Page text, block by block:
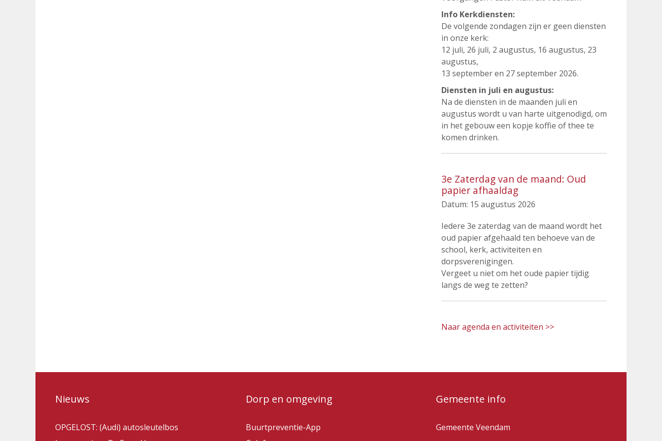
Info Kerkdiensten:
De volgende zondagen zijn er geen diensten
in onze kerk:
12 juli, 26 juli, 2 augustus, 16 augustus, 23
augustus,
13 september en 27 september 2026.
Diensten in juli en augustus:
Na de diensten in de maanden juli en
augustus wordt u van harte uitgenodigd, om
in het gebouw een kopje koffie of thee te
komen drinken.
3e Zaterdag van de maand: Oud
papier afhaaldag
Datum: 15 augustus 2026
Iedere 3e zaterdag van de maand wordt het
oud papier afgehaald ten behoeve van de
school, kerk, activiteiten en
dorpsverenigingen.
Vergeet u niet om het oude papier tijdig
langs de weg te zetten?
Naar agenda en activiteiten >>
Nieuws
OPGELOST: (Audi) autosleutelbos
Dorp en omgeving
Buurtpreventie-App
Gemeente info
Gemeente Veendam